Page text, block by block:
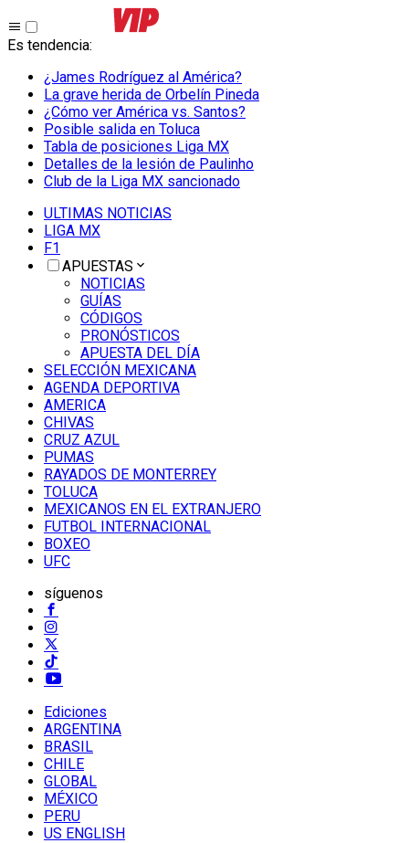
Es tendencia:
¿James Rodríguez al América?
La grave herida de Orbelín Pineda
¿Cómo ver América vs. Santos?
Posible salida en Toluca
Tabla de posiciones Liga MX
Detalles de la lesión de Paulinho
Club de la Liga MX sancionado
ULTIMAS NOTICIAS
LIGA MX
F1
APUESTAS
NOTICIAS
GUÍAS
CÓDIGOS
PRONÓSTICOS
APUESTA DEL DÍA
SELECCIÓN MEXICANA
AGENDA DEPORTIVA
AMERICA
CHIVAS
CRUZ AZUL
PUMAS
RAYADOS DE MONTERREY
TOLUCA
MEXICANOS EN EL EXTRANJERO
FUTBOL INTERNACIONAL
BOXEO
UFC
síguenos
Ediciones
ARGENTINA
BRASIL
CHILE
GLOBAL
MÉXICO
PERU
US ENGLISH